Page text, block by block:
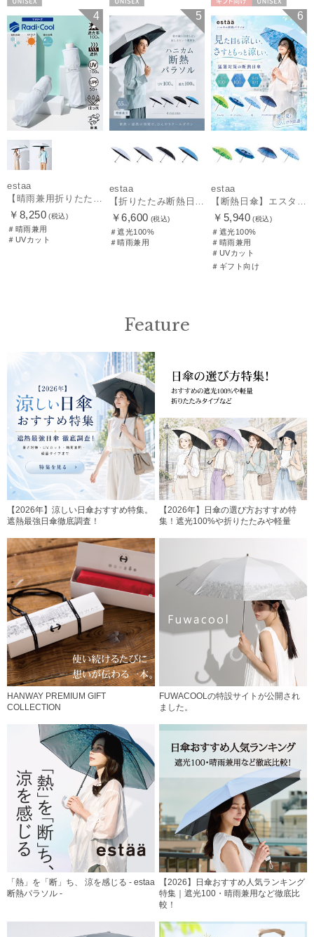
4
estaa
【晴雨兼用折りたたみ日傘】エスタ(estaa)REIKYAKUパラソル 大きめ60㎝ 世界初の放射冷却素材ラディクール 遮光100 UV100 耐風
￥8,250 (税込)
＃晴雨兼用
＃UVカット
5
estaa
【折りたたみ断熱日傘】エスタ (estaa) ハニカム断熱パラソル 55㎝ 折りたたみ傘 晴雨兼用 遮光100 UV100
￥6,600 (税込)
＃遮光100%
＃晴雨兼用
6
estaa
【断熱日傘】エスタ (estaa) ハニカム断熱パラソル 晴雨兼用 遮光100 UV100
￥5,940 (税込)
＃遮光100%
＃晴雨兼用
＃UVカット
＃ギフト向け
Feature
【2026年】涼しい日傘おすすめ特集。
遮熱最強日傘徹底調査！
【2026年】日傘の選び方おすすめ特
集！遮光100%や折りたたみや軽量
HANWAY PREMIUM GIFT
COLLECTION
FUWACOOLの特設サイトが公開され
ました。
「熱」を「断」ち、 涼を感じる - estaa
断熱パラソル -
【2026】日傘おすすめ人気ランキング
特集｜遮光100・晴雨兼用など徹底比
較！